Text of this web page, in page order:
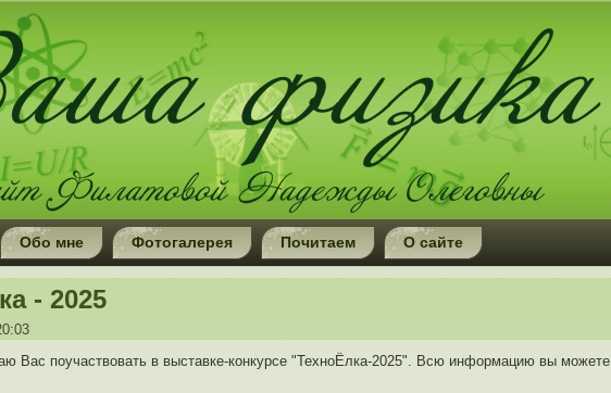
Обо мне Фотогалерея Почитаем О сайте
- 2025
Вас поучаствовать в выставке-конкурсе "ТехноЁлка-2025". Всю информацию вы можете